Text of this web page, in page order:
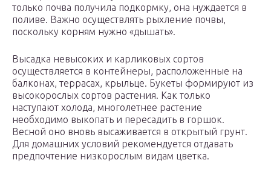
только почва получила подкормку, она нуждается в
поливе. Важно осуществлять рыхление почвы,
поскольку корням нужно «дышать».
Высадка невысоких и карликовых сортов
осуществляется в контейнеры, расположенные на
балконах, террасах, крыльце. Букеты формируют из
высокорослых сортов растения. Как только
наступают холода, многолетнее растение
необходимо выкопать и пересадить в горшок.
Весной оно вновь высаживается в открытый грунт.
Для домашних условий рекомендуется отдавать
предпочтение низкорослым видам цветка.